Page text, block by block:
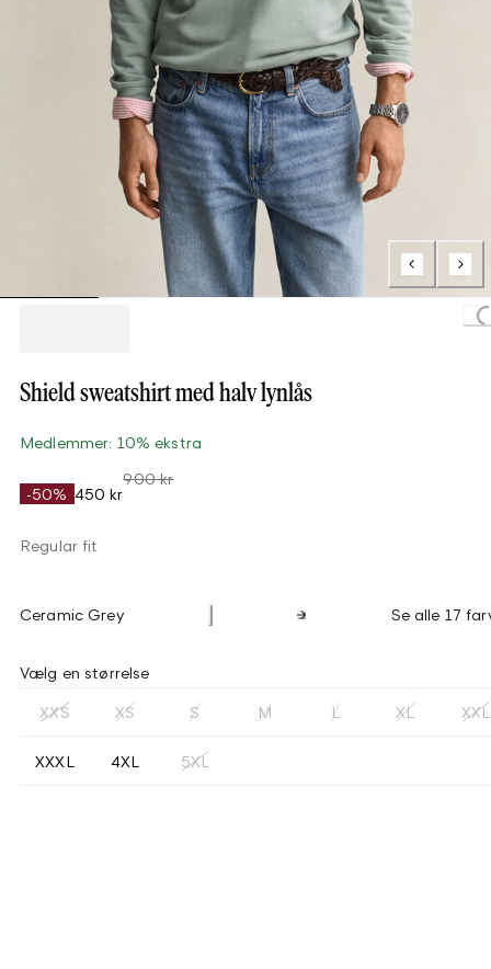
Shield sweatshirt med halv lynlås
Medlemmer: 10% ekstra
-50% 450 kr
900 kr
Regular fit
Ceramic Grey Se alle 17
Vælg en størrelse
XXS XS S M L XL XXL
XXXL 4XL 5XL